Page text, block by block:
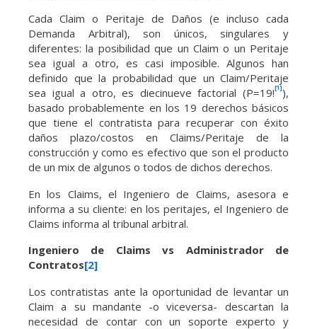
Cada Claim o Peritaje de Daños (e incluso cada
Demanda Arbitral), son únicos, singulares y
diferentes: la posibilidad que un Claim o un Peritaje
sea igual a otro, es casi imposible. Algunos han
definido que la probabilidad que un Claim/Peritaje
sea igual a otro, es diecinueve factorial (P=19![1]),
basado probablemente en los 19 derechos básicos
que tiene el contratista para recuperar con éxito
daños plazo/costos en Claims/Peritaje de la
construcción y como es efectivo que son el producto
de un mix de algunos o todos de dichos derechos.
En los Claims, el Ingeniero de Claims, asesora e
informa a su cliente: en los peritajes, el Ingeniero de
Claims informa al tribunal arbitral.
Ingeniero de Claims vs Administrador de
Contratos[2]
Los contratistas ante la oportunidad de levantar un
Claim a su mandante -o viceversa- descartan la
necesidad de contar con un soporte experto y